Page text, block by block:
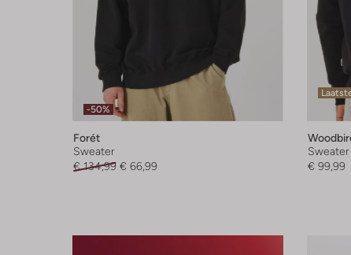
-50%
Forét
Sweater
€ 134,99 € 66,99
Sweater
€ 99,99